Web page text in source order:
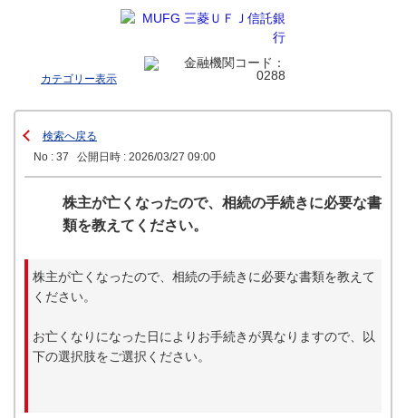
カテゴリー表示
検索へ戻る
No : 37
公開日時 : 2026/03/27 09:00
株主が亡くなったので、相続の手続きに必要な書
類を教えてください。
株主が亡くなったので、相続の手続きに必要な書類を教えて
ください。
お亡くなりになった日によりお手続きが異なりますので、以
下の選択肢をご選択ください。